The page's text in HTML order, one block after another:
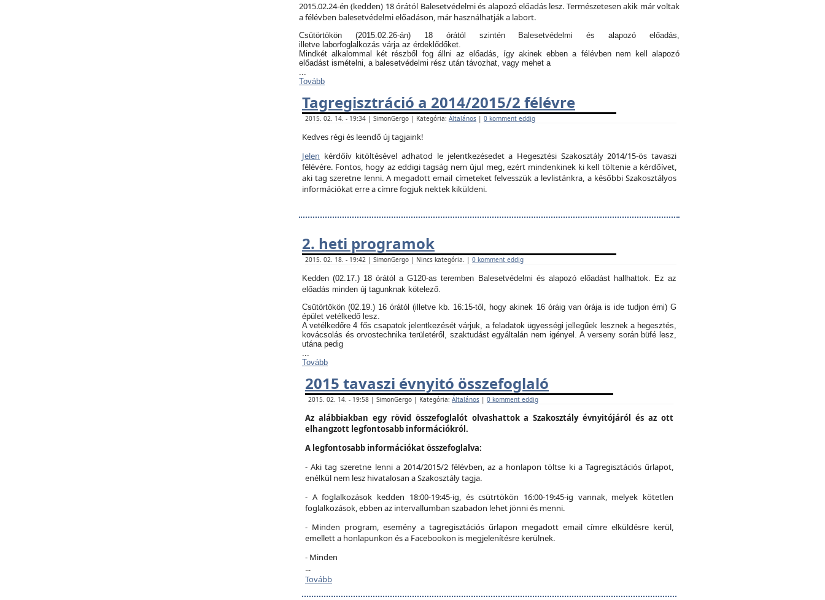
2015.02.24-én (kedden) 18 órától Balesetvédelmi és alapozó előadás lesz. Természetesen akik már voltak
a félévben balesetvédelmi előadáson, már használhatják a labort.
Csütörtökön (2015.02.26-án) 18 órától szintén Balesetvédelmi és alapozó előadás,
illetve laborfoglalkozás várja az érdeklődőket.
Mindkét alkalommal két részből fog állni az előadás, így akinek ebben a félévben nem kell alapozó
előadást ismételni, a balesetvédelmi rész után távozhat, vagy mehet a
...
Tovább
Tagregisztráció a 2014/2015/2 félévre
2015. 02. 14. - 19:34 | SimonGergo | Kategória: Általános | 0 komment eddig
Kedves régi és leendő új tagjaink!
Jelen kérdőív kitöltésével adhatod le jelentkezésedet a Hegesztési Szakosztály 2014/15-ös tavaszi
félévére. Fontos, hogy az eddigi tagság nem újul meg, ezért mindenkinek ki kell töltenie a kérdőívet,
aki tag szeretne lenni. A megadott email címeteket felvesszük a levlistánkra, a későbbi Szakosztályos
információkat erre a címre fogjuk nektek kiküldeni.
2. heti programok
2015. 02. 18. - 19:42 | SimonGergo | Nincs kategória. | 0 komment eddig
Kedden (02.17.) 18 órától a G120-as teremben Balesetvédelmi és alapozó előadást hallhattok. Ez az
előadás minden új tagunknak kötelező.
Csütörtökön (02.19.) 16 órától (illetve kb. 16:15-től, hogy akinek 16 óráig van órája is ide tudjon érni) G
épület vetélkedő lesz.
A vetélkedőre 4 fős csapatok jelentkezését várjuk, a feladatok ügyességi jellegűek lesznek a hegesztés,
kovácsolás és orvostechnika területéről, szaktudást egyáltalán nem igényel. A verseny során büfé lesz,
utána pedig
...
Tovább
2015 tavaszi évnyitó összefoglaló
2015. 02. 14. - 19:58 | SimonGergo | Kategória: Általános | 0 komment eddig
Az alábbiakban egy rövid összefoglalót olvashattok a Szakosztály évnyitójáról és az ott
elhangzott legfontosabb információkról.
A legfontosabb információkat összefoglalva:
- Aki tag szeretne lenni a 2014/2015/2 félévben, az a honlapon töltse ki a Tagregisztációs űrlapot,
enélkül nem lesz hivatalosan a Szakosztály tagja.
- A foglalkozások kedden 18:00-19:45-ig, és csütrtökön 16:00-19:45-ig vannak, melyek kötetlen
foglalkozások, ebben az intervallumban szabadon lehet jönni és menni.
- Minden program, esemény a tagregisztációs űrlapon megadott email címre elküldésre kerül,
emellett a honlapunkon és a Facebookon is megjelenítésre kerülnek.
- Minden
...
Tovább